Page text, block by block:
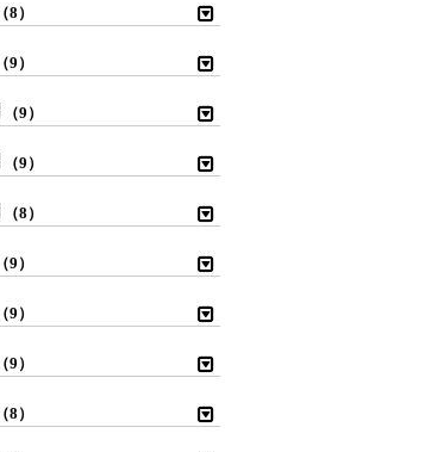
（8）
（9）
（9）
（9）
（8）
（9）
（9）
（9）
（8）